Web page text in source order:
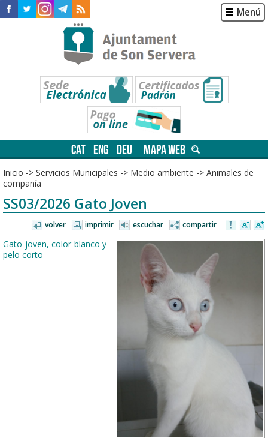
Menú
CAT ENG DEU MAPA WEB
Inicio -> Servicios Municipales -> Medio ambiente -> Animales de
compañía
SS03/2026 Gato Joven
volver imprimir escuchar compartir
Gato joven, color blanco y
pelo corto